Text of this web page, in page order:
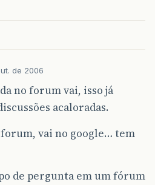
de 2006
no forum vai, isso já
acaloradas.
forum, vai no google… tem
de pergunta em um fórum